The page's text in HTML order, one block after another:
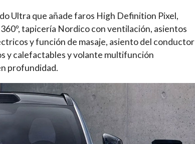
Ultra que añade faros High Definition Pixel,
tapicería Nordico con ventilación, asientos
y función de masaje, asiento del conductor
y calefactables y volante multifunción
profundidad.